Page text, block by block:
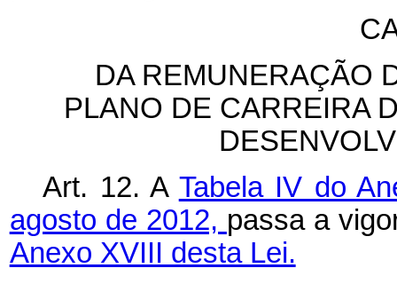
DA REMUNERAÇÃO
PLANO DE CARREIRA
Art. 12. A Tabela IV do
agosto de 2012, passa a
Anexo XVIII desta Lei.